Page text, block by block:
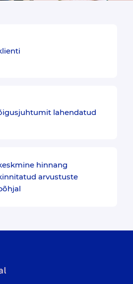
lahendatud
hinnang
arvustuste